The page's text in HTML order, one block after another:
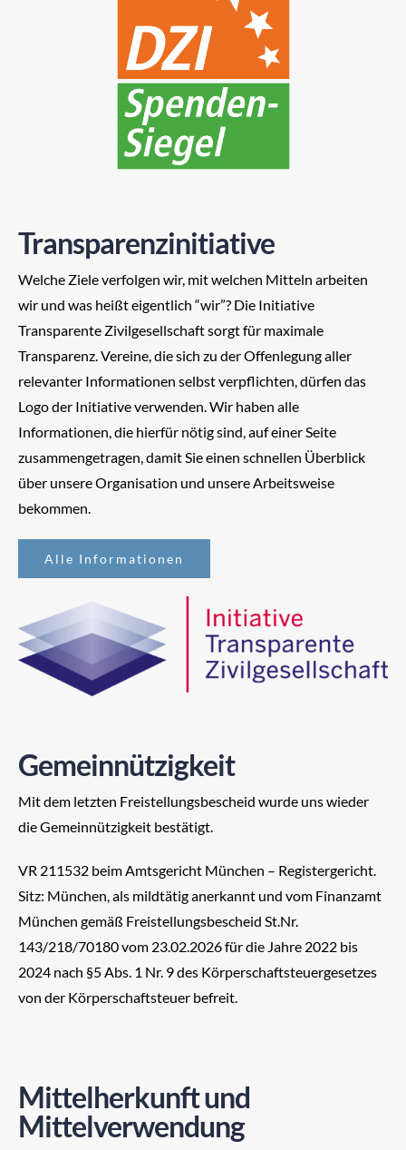
Transparenzinitiative
Welche Ziele verfolgen wir, mit welchen Mitteln arbeiten
wir und was heißt eigentlich “wir”? Die Initiative
Transparente Zivilgesellschaft sorgt für maximale
Transparenz. Vereine, die sich zu der Offenlegung aller
relevanter Informationen selbst verpflichten, dürfen das
Logo der Initiative verwenden. Wir haben alle
Informationen, die hierfür nötig sind, auf einer Seite
zusammengetragen, damit Sie einen schnellen Überblick
über unsere Organisation und unsere Arbeitsweise
bekommen.
Alle Informationen
Gemeinnützigkeit
Mit dem letzten Freistellungsbescheid wurde uns wieder
die Gemeinnützigkeit bestätigt.
VR 211532 beim Amtsgericht München – Registergericht.
Sitz: München, als mildtätig anerkannt und vom Finanzamt
München gemäß Freistellungsbescheid St.Nr.
143/218/70180 vom 23.02.2026für die Jahre 2022 bis
2024 nach §5 Abs. 1 Nr. 9 des Körperschaftsteuergesetzes
von der Körperschaftsteuer befreit.
Mittelherkunft und
Mittelverwendung